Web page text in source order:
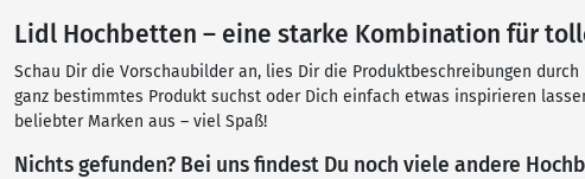
Lidl Hochbetten – eine starke Kombination für
Schau Dir die Vorschaubilder an, lies Dir die Produktbeschreibungen
ganz bestimmtes Produkt suchst oder Dich einfach etwas inspirieren
beliebter Marken aus – viel Spaß!
Nichts gefunden? Bei uns findest Du noch viele andere